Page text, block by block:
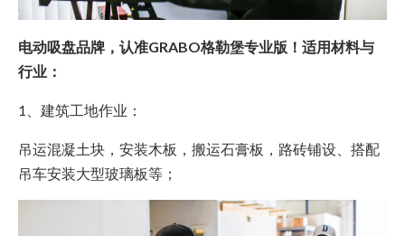
电动吸盘品牌，认准GRABO格勒堡专业版！适用材料与
行业：
1、建筑工地作业：
吊运混凝土块，安装木板，搬运石膏板，路砖铺设、搭配
吊车安装大型玻璃板等；